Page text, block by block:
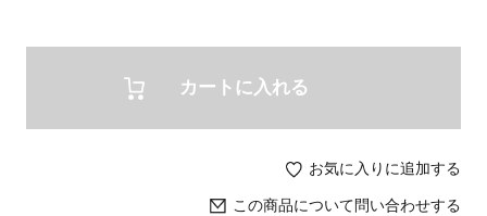
カートに入れる
お気に入りに追加する
この商品について問い合わせする